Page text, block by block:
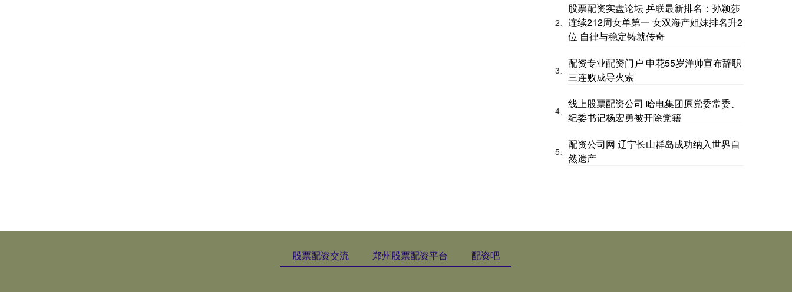
2、
股票配资实盘论坛 乒联最新排名：孙颖莎
连续212周女单第一 女双海产姐妹排名升2
位 自律与稳定铸就传奇
3、
配资专业配资门户 申花55岁洋帅宣布辞职
三连败成导火索
4、
线上股票配资公司 哈电集团原党委常委、
纪委书记杨宏勇被开除党籍
5、
配资公司网 辽宁长山群岛成功纳入世界自
然遗产
股票配资交流 郑州股票配资平台 配资吧